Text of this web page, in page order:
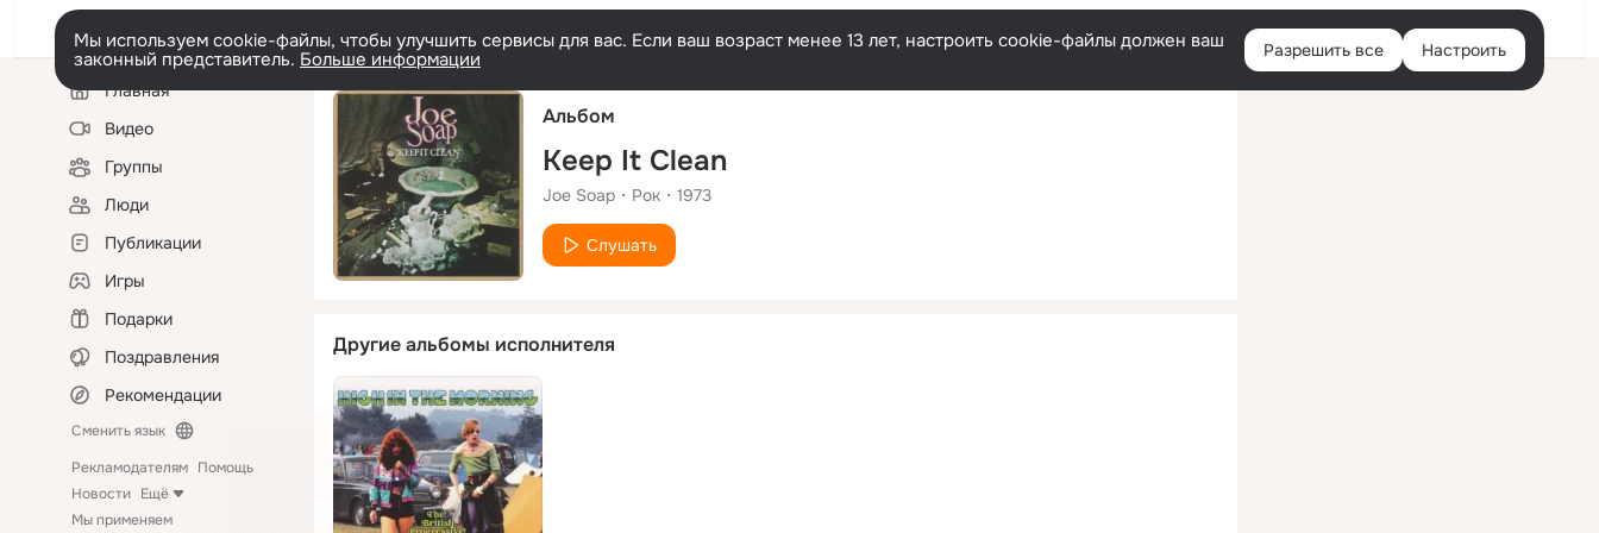
Русский Войти
Мы используем cookie-файлы, чтобы улучшить сервисы для вас. Если ваш возраст менее 13 лет, настроить cookie-файлы должен ваш
законный представитель. Больше информации Разрешить все Настроить
Левая
колонкаГлавная
Видео
Группы
Люди
Публикации
Игры
Подарки
Поздравления
Рекомендации
Сменить язык
Рекламодателям Помощь
Новости Ещё
Мы применяем
Альбом
Keep It Clean
Joe Soap Рок 1973
Слушать
Другие альбомы исполнителя